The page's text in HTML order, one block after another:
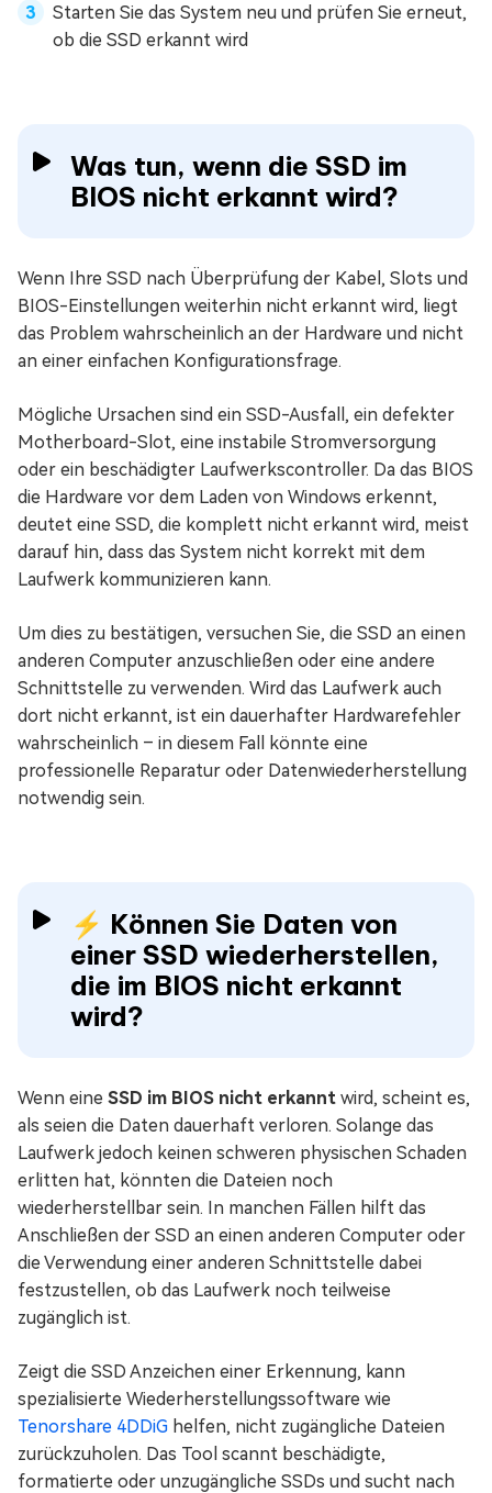
Starten Sie das System neu und prüfen Sie erneut,
ob die SSD erkannt wird
Was tun, wenn die SSD im
BIOS nicht erkannt wird?
Wenn Ihre SSD nach Überprüfung der Kabel, Slots und
BIOS-Einstellungen weiterhin nicht erkannt wird, liegt
das Problem wahrscheinlich an der Hardware und nicht
an einer einfachen Konfigurationsfrage.
Mögliche Ursachen sind ein SSD-Ausfall, ein defekter
Motherboard-Slot, eine instabile Stromversorgung
oder ein beschädigter Laufwerkscontroller. Da das BIOS
die Hardware vor dem Laden von Windows erkennt,
deutet eine SSD, die komplett nicht erkannt wird, meist
darauf hin, dass das System nicht korrekt mit dem
Laufwerk kommunizieren kann.
Um dies zu bestätigen, versuchen Sie, die SSD an einen
anderen Computer anzuschließen oder eine andere
Schnittstelle zu verwenden. Wird das Laufwerk auch
dort nicht erkannt, ist ein dauerhafter Hardwarefehler
wahrscheinlich – in diesem Fall könnte eine
professionelle Reparatur oder Datenwiederherstellung
notwendig sein.
⚡ Können Sie Daten von
einer SSD wiederherstellen,
die im BIOS nicht erkannt
wird?
Wenn eine SSD im BIOS nicht erkannt wird, scheint es,
als seien die Daten dauerhaft verloren. Solange das
Laufwerk jedoch keinen schweren physischen Schaden
erlitten hat, könnten die Dateien noch
wiederherstellbar sein. In manchen Fällen hilft das
Anschließen der SSD an einen anderen Computer oder
die Verwendung einer anderen Schnittstelle dabei
festzustellen, ob das Laufwerk noch teilweise
zugänglich ist.
Zeigt die SSD Anzeichen einer Erkennung, kann
spezialisierte Wiederherstellungssoftware wie
Tenorshare 4DDiG helfen, nicht zugängliche Dateien
zurückzuholen. Das Tool scannt beschädigte,
formatierte oder unzugängliche SSDs und sucht nach